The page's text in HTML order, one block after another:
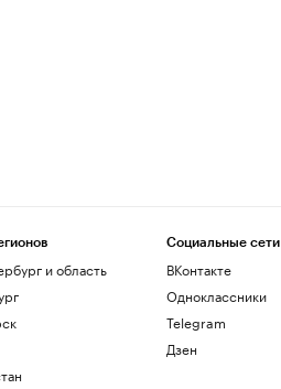
и область
Социальные сети
ВКонтакте
Одноклассники
Telegram
Дзен